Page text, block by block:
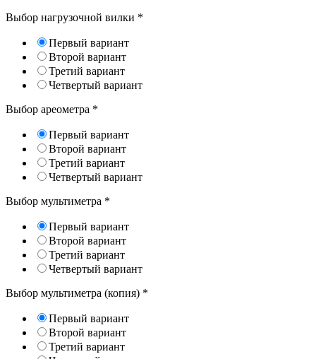
Выбор нагрузочной вилки *
Первый вариант
Второй вариант
Третий вариант
Четвертый вариант
Выбор ареометра *
Первый вариант
Второй вариант
Третий вариант
Четвертый вариант
Выбор мультиметра *
Первый вариант
Второй вариант
Третий вариант
Четвертый вариант
Выбор мультиметра (копия) *
Первый вариант
Второй вариант
Третий вариант